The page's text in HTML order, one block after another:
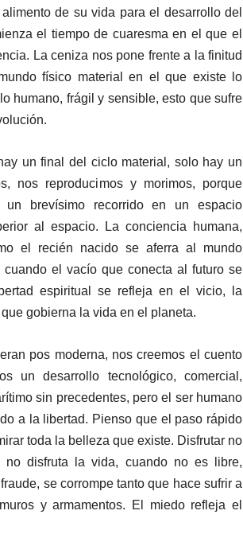
de su vida para el desarrollo del
el tiempo de cuaresma en el que el
La ceniza nos pone frente a la finitud
físico material en el que existe lo
humano, frágil y sensible, esto que sufre
un final del ciclo material, solo hay un
nos reproducimos y morimos, porque
brevísimo recorrido en un espacio
al espacio. La conciencia humana,
el recién nacido se aferra al mundo
el vacío que conecta al futuro se
espiritual se refleja en el vicio, la
gobierna la vida en el planeta.
pos moderna, nos creemos el cuento
un desarrollo tecnológico, comercial,
sin precedentes, pero el ser humano
a la libertad. Pienso que el paso rápido
toda la belleza que existe. Disfrutar no
no disfruta la vida, cuando no es libre,
se corrompe tanto que hace sufrir a
y armamentos. El miedo refleja el